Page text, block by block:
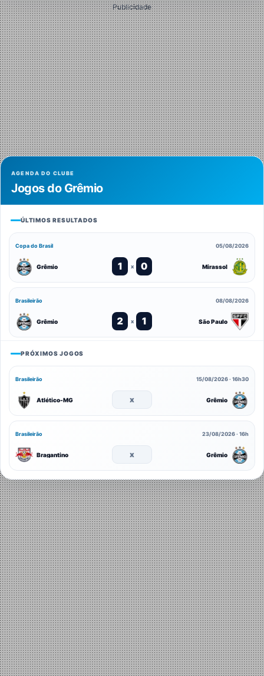
Publicidade
AGENDA DO CLUBE
Jogos do Grêmio
ÚLTIMOS RESULTADOS
Copa do Brasil 05/08/2026
Grêmio 1 x 0 Mirassol
Brasileirão 08/08/2026
Grêmio 2 x 1 São Paulo
PRÓXIMOS JOGOS
Brasileirão 15/08/2026 · 16h30
Atlético-MG x Grêmio
Brasileirão 23/08/2026 · 16h
Bragantino x Grêmio